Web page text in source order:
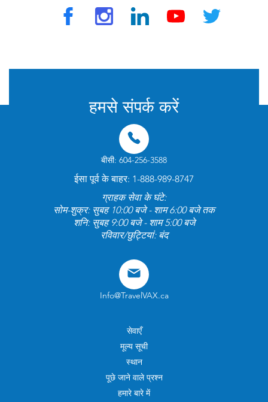
हमसे संपर्क करें
बीसी: 604-256-3588
ईसा पूर्व के बाहर: 1-888-989-8747
ग्राहक सेवा के घंटे:
सोम-शुक्र: सुबह 10:00 बजे - शाम 6:00 बजे तक
शनि: सुबह 9:00 बजे - शाम 5:00 बजे
रविवार/छुट्टियां: बंद
Info@TravelVAX.ca
सेवाएँ
मूल्य सूची
स्थान
पूछे जाने वाले प्रश्न
हमारे बारे में